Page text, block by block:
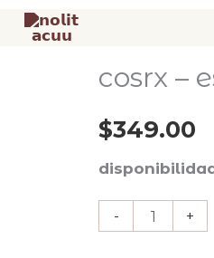
cosrx –
$349.00
-
cosrx
esencia
advance
96
+